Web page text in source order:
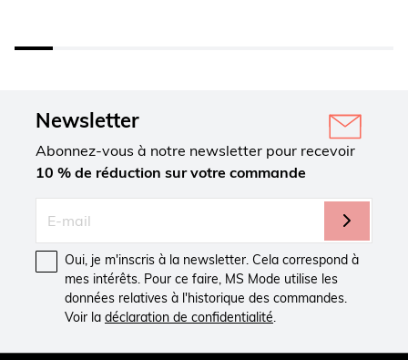
Newsletter
Abonnez-vous à notre newsletter pour recevoir
10 % de réduction sur votre commande
Oui, je m'inscris à la newsletter. Cela correspond à
mes intérêts. Pour ce faire, MS Mode utilise les
données relatives à l'historique des commandes.
Voir la déclaration de confidentialité.